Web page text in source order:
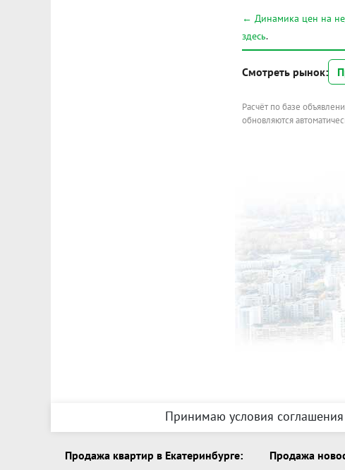
← Динамика цен на
здесь.
Смотреть рынок:
Расчёт по базе
обновляются
Принимаю условия
Продажа квартир в Екатеринбурге: Продажа